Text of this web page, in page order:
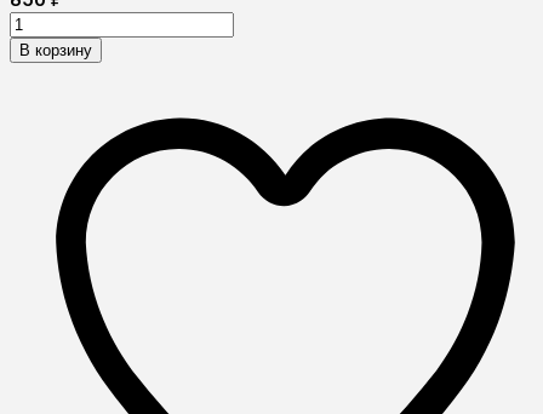
В корзину